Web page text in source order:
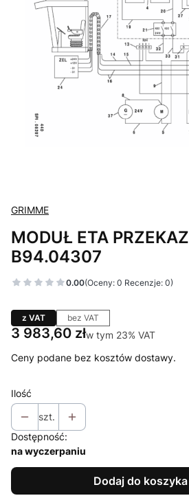
GRIMME
MODUŁ ETA
B94.04307
0.00(Oceny: 0 Recenzje: 0)
z VAT bez VAT
Cena
3 983,60 złw tym 23% VAT
w tym 23% VAT
Ceny podane bez kosztów dostawy.
Ilość
szt.
Dostępność:
na wyczerpaniu
Dodaj do koszyka